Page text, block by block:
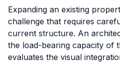
Expanding an existing
challenge that requires
current structure. An
the load-bearing capacity of
evaluates the visual